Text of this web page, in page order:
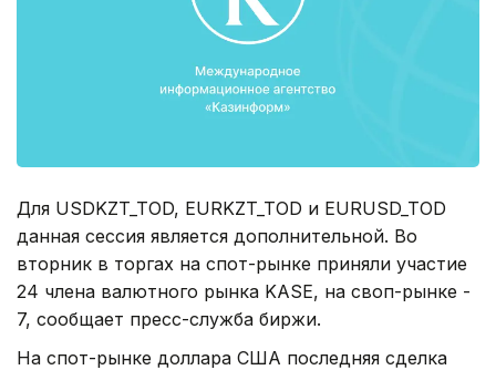
Для USDKZT_TOD, EURKZT_TOD и EURUSD_TOD
данная сессия является дополнительной. Во
вторник в торгах на спот-рынке приняли участие
24 члена валютного рынка KASE, на своп-рынке -
7, сообщает пресс-служба биржи.
На спот-рынке доллара США последняя сделка